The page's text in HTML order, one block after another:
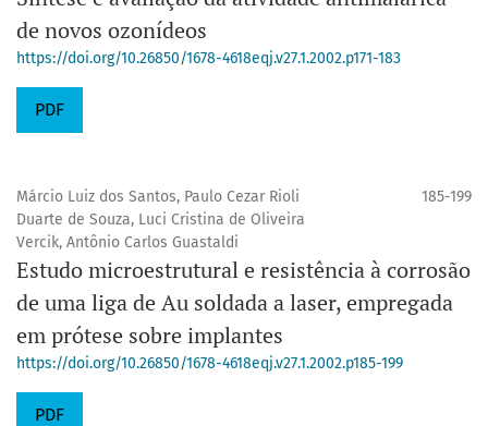
de novos ozonídeos
https://doi.org/10.26850/1678-4618eqj.v27.1.2002.p171-183
PDF
Márcio Luiz dos Santos, Paulo Cezar Rioli
Duarte de Souza, Luci Cristina de Oliveira
Vercik, Antônio Carlos Guastaldi
185-199
Estudo microestrutural e resistência à corrosão
de uma liga de Au soldada a laser, empregada
em prótese sobre implantes
https://doi.org/10.26850/1678-4618eqj.v27.1.2002.p185-199
PDF